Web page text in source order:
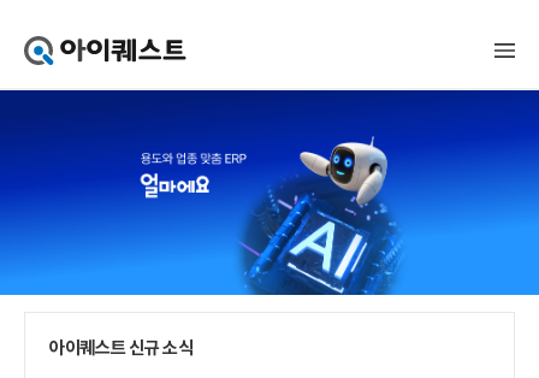
퀘
얼
마
가
기
아이퀘스트 신규 소식